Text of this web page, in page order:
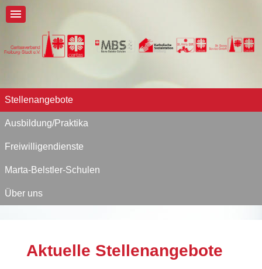
Stellenangebote
Ausbildung/Praktika
Freiwilligendienste
Marta-Belstler-Schulen
Über uns
Aktuelle Stellenangebote